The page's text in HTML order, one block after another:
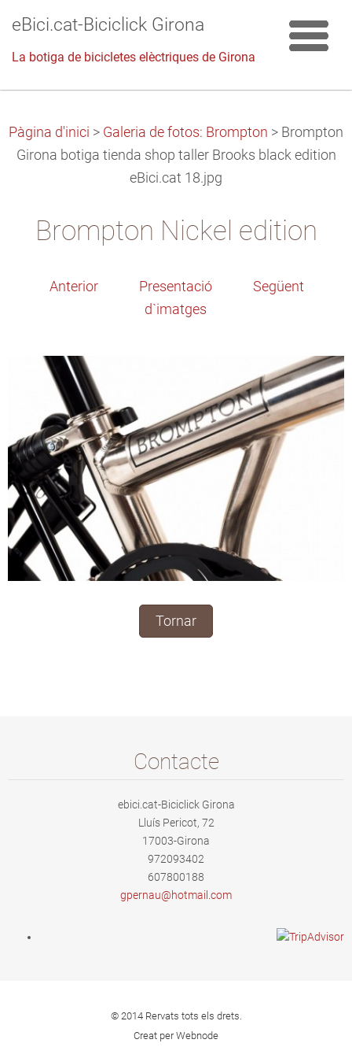
eBici.cat-Biciclick Girona
La botiga de bicicletes elèctriques de Girona
Pàgina d'inici > Galeria de fotos: Brompton > Brompton
Girona botiga tienda shop taller Brooks black edition
eBici.cat 18.jpg
Brompton Nickel edition
Anterior
Presentació
d`imatges
Següent
Tornar
Contacte
ebici.cat-Biciclick Girona
Lluís Pericot, 72
17003-Girona
972093402
607800188
gpernau@hotmail. com
© 2014 Rervats tots els drets.
Creat per Webnode